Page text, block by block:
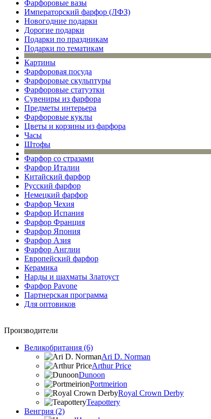
Фарфоровые вазы
Императорский фарфор (ЛФЗ)
Новогодние подарки
Дорогие подарки
Подарки по праздникам
Подарки по тематикам
Картины
Фарфоровая посуда
Фарфоровые скульптуры
Фарфоровые статуэтки
Сувениры из фарфора
Предметы интерьера
Фарфоровые куклы
Цветы и корзины из фарфора
Часы
Штофы
Фарфор со стразами
Фарфор Италии
Китайский фарфор
Русский фарфор
Немецкий фарфор
Фарфор Чехия
Фарфор Испания
Фарфор Франция
Фарфор Япония
Фарфор Азия
Фарфор Англии
Европейский фарфор
Керамика
Нарды и шахматы Златоуст
Фарфор Pavone
Партнерская программа
Для оптовиков
Производители
Великобритания (6)
Ari D. Norman
Arthur Price
Dunoon
Portmeirion
Royal Crown Derby
Teapottery
Венгрия (2)